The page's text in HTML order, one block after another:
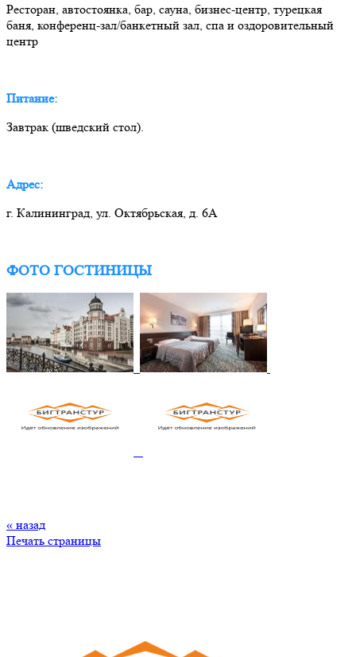
Ресторан, автостоянка, бар, сауна, бизнес-центр, турецкая
баня, конференц-зал/банкетный зал, спа и оздоровительный
центр
Питание:
Завтрак (шведский стол).
Адрес:
г. Калининград, ул. Октябрьская, д. 6А
ФОТО ГОСТИНИЦЫ
« назад
Печать страницы